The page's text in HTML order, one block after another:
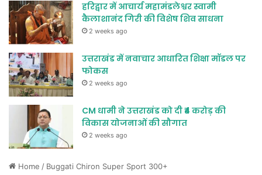
Home / Buggati Chiron Super Sport 300+
हरिद्वार में आचार्य महामंडलेश्वर स्वामी
कैलाशानंद गिरी की विशेष शिव साधना
2 weeks ago
उत्तराखंड में नवाचार आधारित शिक्षा मॉडल पर
फोकस
2 weeks ago
CM धामी ने उत्तराखंड को दी ₹4 करोड़ की
विकास योजनाओं की सौगात
2 weeks ago